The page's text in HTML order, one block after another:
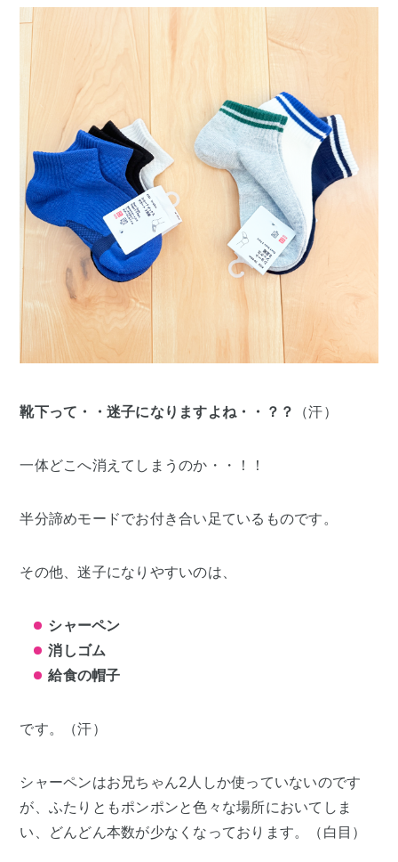
靴下って・・迷子になりますよね・・？？ （汗）
一体どこへ消えてしまうのか・・！！
半分諦めモードでお付き合い足ているものです。
その他、迷子になりやすいのは、
シャーペン
消しゴム
給食の帽子
です。（汗）
シャーペンはお兄ちゃん2人しか使っていないのです
が、ふたりともポンポンと色々な場所においてしま
い、どんどん本数が少なくなっております。（白目）